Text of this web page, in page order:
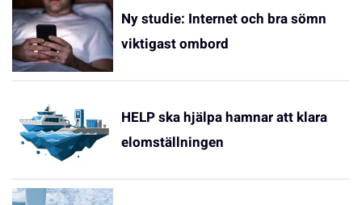
Ny studie: Internet och bra sömn
viktigast ombord
HELP ska hjälpa hamnar att klara
elomställningen